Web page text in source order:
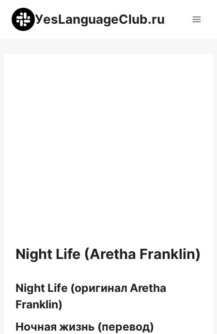
Перейти
содержимому
УesLanguageClub.ru
Night Life (Aretha Franklin)
Night Life (оригинал Aretha
Franklin)
Ночная жизнь (перевод)